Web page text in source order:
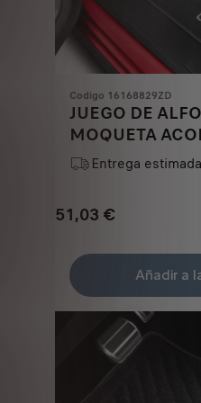
Codigo 16168829ZD
JUEGO DE
MOQUETA
DELANTERAS Y
Entrega
51,03 €
Price
51,03
€
Quantity
updated
1
Añadir a